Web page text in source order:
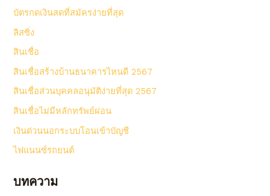
บัตรกดเงินสดที่สมัครง่ายที่สุด
ลิสซิ่ง
สินเชื่อ
สินเชื่อสร้างบ้านธนาคารไหนดี 2567
สินเชื่อส่วนบุคคลอนุมัติง่ายที่สุด 2567
สินเชื่อไม่มีหลักทรัพย์ผ่อน
เงินด่วนนอกระบบโอนเข้าบัญชี
ไฟแนนซ์รถยนต์
บทความ